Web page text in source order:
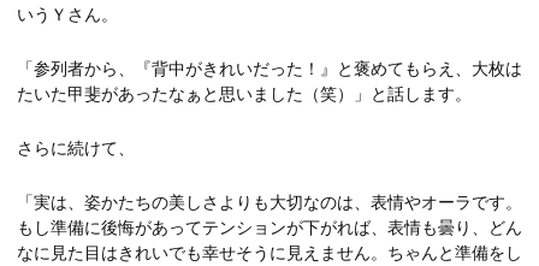
いうＹさん。
「参列者から、『背中がきれいだった！』と褒めてもらえ、大枚は
たいた甲斐があったなぁと思いました（笑）」と話します。
さらに続けて、
「実は、姿かたちの美しさよりも大切なのは、表情やオーラです。
もし準備に後悔があってテンションが下がれば、表情も曇り、どん
なに見た目はきれいでも幸せそうに見えません。ちゃんと準備をし